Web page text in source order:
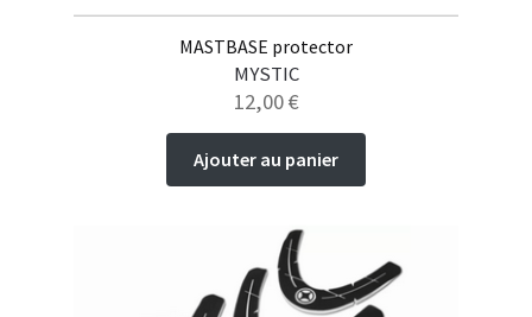
MASTBASE protector
MYSTIC
12,00€
Ajouter au panier